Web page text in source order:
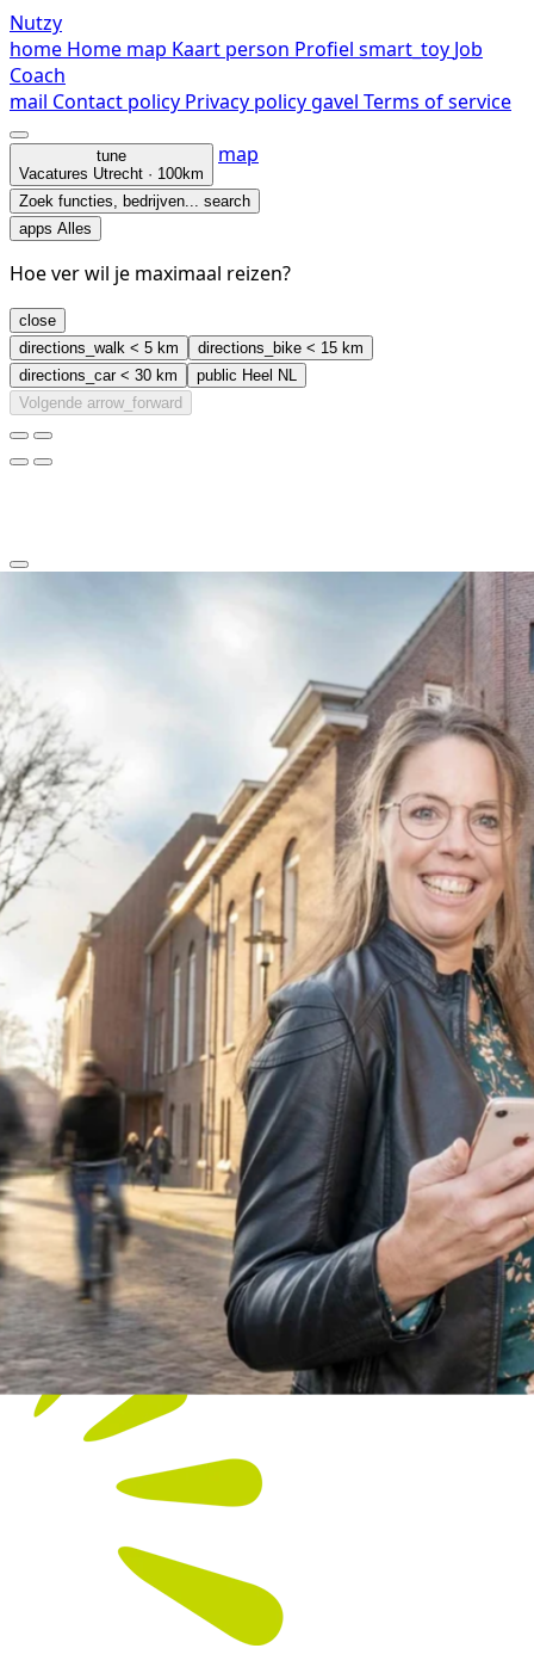
Nutzy
home Home map Kaart person Profiel smart_toy Job
Coach
mail Contact policy Privacy policygavel Terms of service
tune
Vacatures Utrecht · 100km
map
Zoek functies, bedrijven... search
apps Alles
Hoe ver wil je maximaal reizen?
close
directions_walk < 5 km directions_bike < 15 km
directions_car< 30 km public Heel NL
Volgende arrow_forward